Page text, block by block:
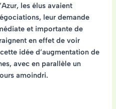
les élus avaient
leur demande
et importante de
en effet de voir
idée d’augmentation de
avec en parallèle un
amoindri.